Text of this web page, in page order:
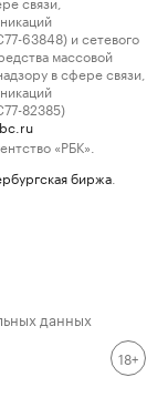
63848) и сетевого
массовой
в сфере связи,
82385)
«РБК».
биржа
данных
18+